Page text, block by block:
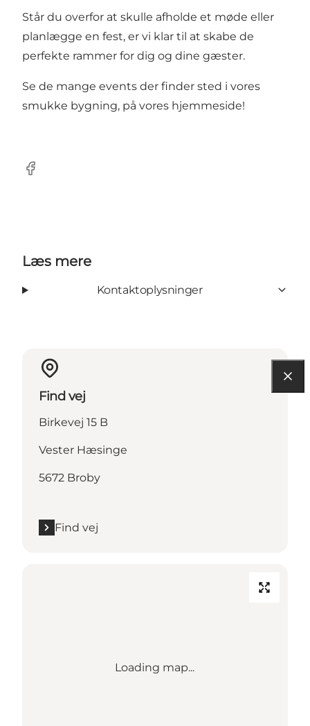
Står du overfor at skulle afholde et møde eller
planlægge en fest, er vi klar til at skabe de
perfekte rammer for dig og dine gæster.
Se de mange events der finder sted i vores
smukke bygning, på vores hjemmeside!
Facebook
Læs mere
Kontaktoplysninger
Find vej
Birkevej 15 B
Vester Hæsinge
5672 Broby
Find vej
Loading map...